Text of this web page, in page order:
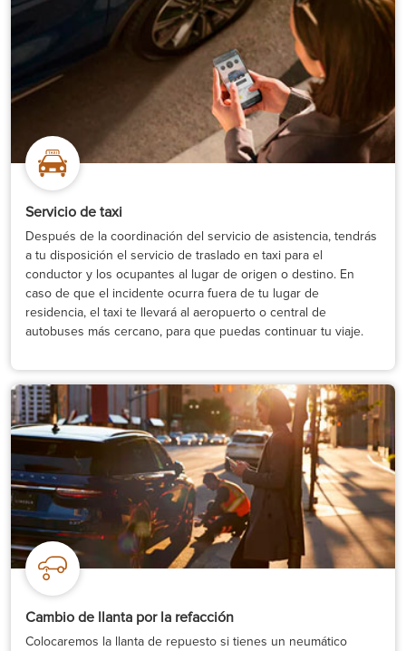
Servicio de taxi
Después de la coordinación del servicio de asistencia, tendrás
a tu disposición el servicio de traslado en taxi para el
conductor y los ocupantes al lugar de origen o destino. En
caso de que el incidente ocurra fuera de tu lugar de
residencia, el taxi te llevará al aeropuerto o central de
autobuses más cercano, para que puedas continuar tu viaje.
Cambio de llanta por la refacción
Colocaremos la llanta de repuesto si tienes un neumático